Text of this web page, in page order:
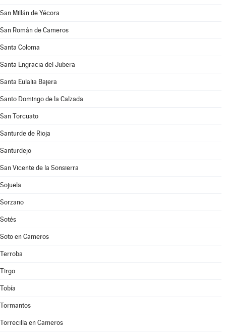
San Millán de Yécora
San Román de Cameros
Santa Coloma
Santa Engracia del Jubera
Santa Eulalia Bajera
Santo Domingo de la Calzada
San Torcuato
Santurde de Rioja
Santurdejo
San Vicente de la Sonsierra
Sojuela
Sorzano
Sotés
Soto en Cameros
Terroba
Tirgo
Tobía
Tormantos
Torrecilla en Cameros